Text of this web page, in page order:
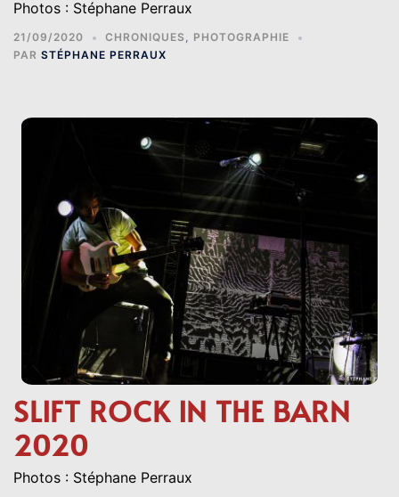
Photos : Stéphane Perraux
21/09/2020 CHRONIQUES , PHOTOGRAPHIE
PAR STÉPHANE PERRAUX
SLIFT ROCK IN THE BARN
2020
Photos : Stéphane Perraux